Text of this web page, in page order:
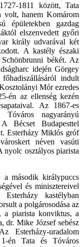
1811 között, Tata
volt, hanem Komárom
épületekben gazdag
elszenvedett győri
király udvarával két
A kastély északi
békét. Az
idején Görgey
indult
Mór ezredes
én az ellenség kezén
Az 1867-es
nagyarányú
Bécset Budapesttel
Esterházy Miklós gróf
néven vasúti
nyolc osztályos piarista
a második királypuccs
és minisztereivel
kastélyban
a polgárosodása az
a piarista konviktus, a
dr. Mike József sebész
Esterházy-uradalom
én Tata és Tóváros